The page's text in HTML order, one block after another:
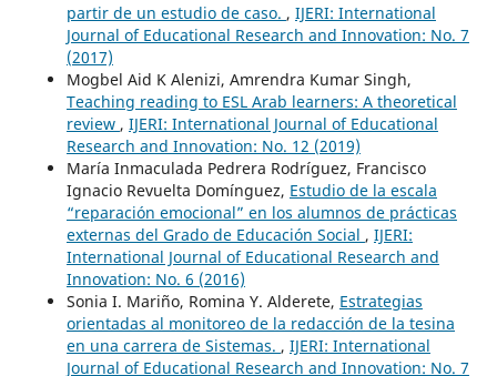
partir de un estudio de caso. , IJERI: International
Journal of Educational Research and Innovation: No. 7
(2017)
Mogbel Aid K Alenizi, Amrendra Kumar Singh,
Teaching reading to ESL Arab learners: A theoretical
review , IJERI: International Journal of Educational
Research and Innovation: No. 12 (2019)
María Inmaculada Pedrera Rodríguez, Francisco
Ignacio Revuelta Domínguez, Estudio de la escala
“reparación emocional” en los alumnos de prácticas
externas del Grado de Educación Social , IJERI:
International Journal of Educational Research and
Innovation: No. 6 (2016)
Sonia I. Mariño, Romina Y. Alderete, Estrategias
orientadas al monitoreo de la redacción de la tesina
en una carrera de Sistemas. , IJERI: International
Journal of Educational Research and Innovation: No. 7